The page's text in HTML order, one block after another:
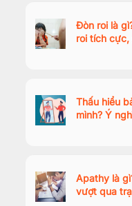
Đòn roi là
roi tích
Thấu hiểu
mình? Ý
Apathy là
vượt qua